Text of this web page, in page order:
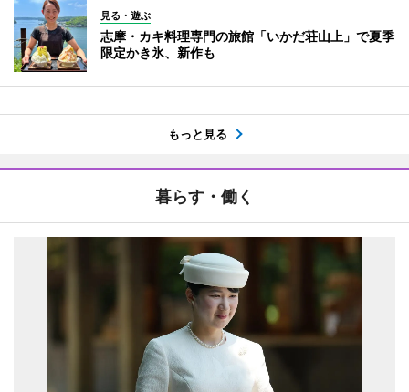
見る・遊ぶ
志摩・カキ料理専門の旅館「いかだ荘山上」で夏季
限定かき氷、新作も
もっと見る
暮らす・働く